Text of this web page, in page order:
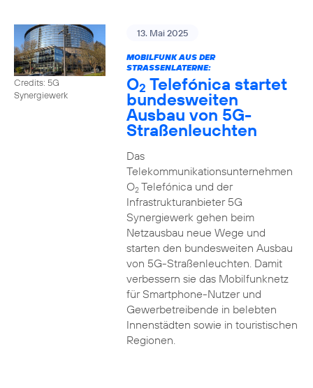
Credits: 5G
Synergiewerk
13. Mai 2025
MOBILFUNK AUS DER
STRASSENLATERNE:
O2 Telefónica startet
bundesweiten
Ausbau von 5G-
Straßenleuchten
Das
Telekommunikationsunternehmen
O2Telefónica und der
Infrastrukturanbieter 5G
Synergiewerk gehen beim
Netzausbau neue Wege und
starten den bundesweiten Ausbau
von 5G-Straßenleuchten. Damit
verbessern sie das Mobilfunknetz
für Smartphone-Nutzer und
Gewerbetreibende in belebten
Innenstädten sowie in touristischen
Regionen.